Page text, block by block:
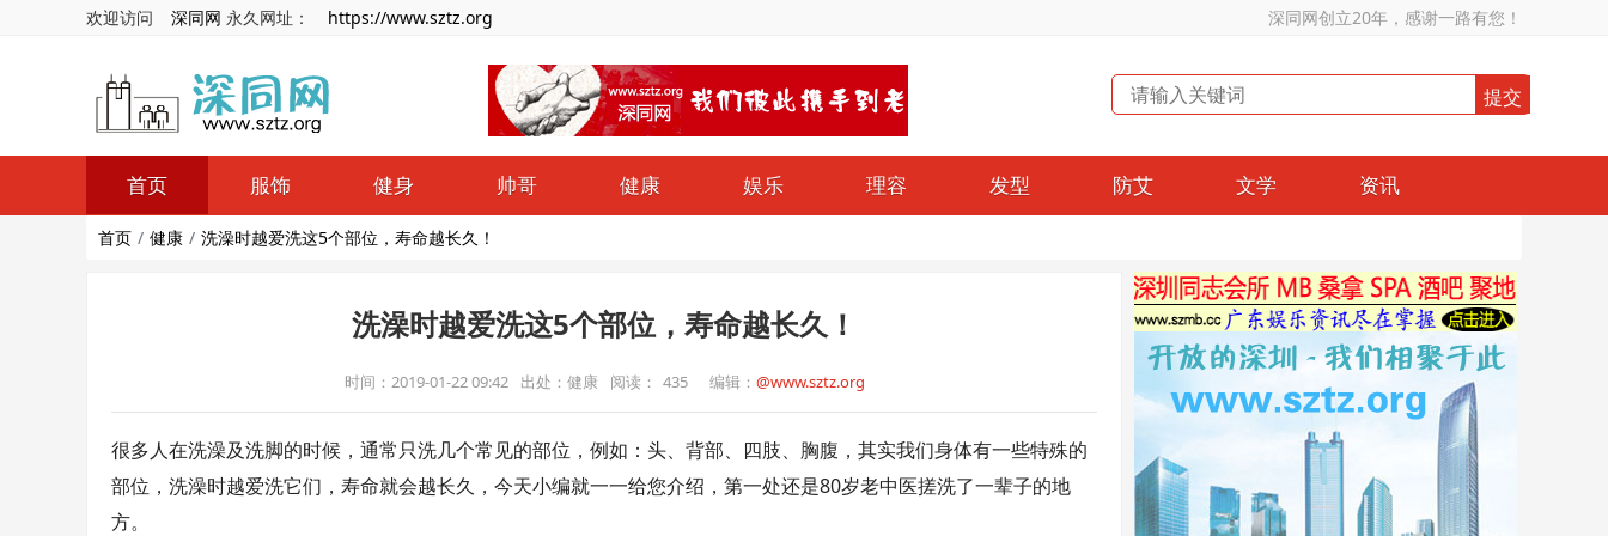
欢迎访问 深同网 永久网址： https://www.sztz.org 深同网创立20年，感谢一路有您！
首页 服饰 健身 帅哥 健康 娱乐 理容 发型 防艾 文学 资讯
首页 健康 洗澡时越爱洗这5个部位，寿命越长久！
洗澡时越爱洗这5个部位，寿命越长久！
时间：2019-01-22 09:42 出处：健康 阅读： 435 编辑： @www.sztz.org
很多人在洗澡及洗脚的时候，通常只洗几个常见的部位，例如：头、背部、四肢、胸腹，其实我们身体有一些特殊的
部位，洗澡时越爱洗它们，寿命就会越长久，今天小编就一一给您介绍，第一处还是80岁老中医搓洗了一辈子的地
方。